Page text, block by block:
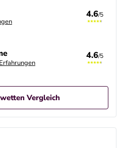
4.6/5
4.6/5
Vergleich
Bonus